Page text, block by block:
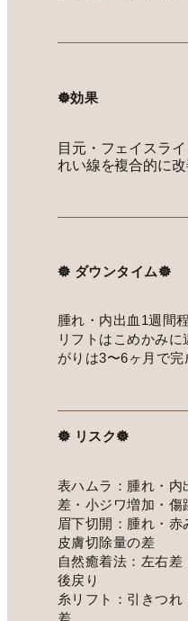
𖣔効果
目元・フェイスラ
れい線を複合的に
𖣔 ダウンタイム𖣔
腫れ・内出血1週間
リフトはこめかみ
がりは3〜6ヶ月で完
𖣔 リスク𖣔
表ハムラ：腫れ・内
差・小ジワ増加・傷
眉下切開：腫れ・赤
皮膚切除量の差
自然癒着法：左右差
後戻り
糸リフト：引きつれ
差